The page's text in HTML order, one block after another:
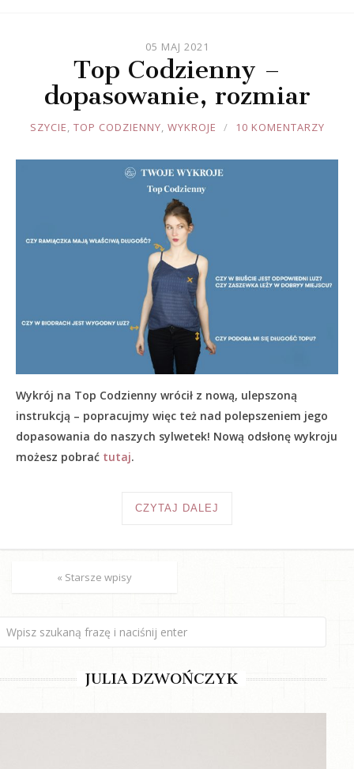
05 MAJ 2021
Top Codzienny –
dopasowanie, rozmiar
JOULE
SZYCIE, TOP CODZIENNY, WYKROJE 10 KOMENTARZY
Wykrój na Top Codzienny wrócił z nową, ulepszoną
instrukcją – popracujmy więc też nad polepszeniem jego
dopasowania do naszych sylwetek! Nową odsłonę wykroju
możesz pobrać tutaj.
CZYTAJ DALEJ
« Starsze wpisy
JULIA DZWOŃCZYK